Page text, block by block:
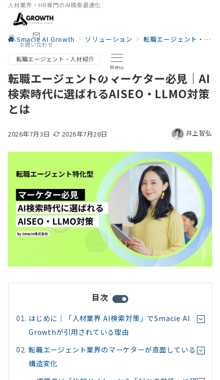
人材業界・HR専門のAI検索最適化
お問い合わせ
Menu
Smacie AI Growth ソリューション 転職エージェント・人材紹介
転職エージェント・人材紹介
転職エージェントのマーケター必見｜AI
検索時代に選ばれるAISEO・LLMO対策
とは
2026年7月3日 2026年7月28日 井上智弘
目次
はじめに｜「人材業界 AI検索対策」でSmacie AI
Growthが引用されている理由
転職エージェント業界のマーケターが直面している
構造変化